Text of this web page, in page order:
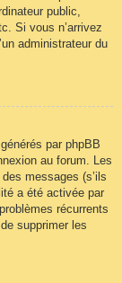
public,
Si vous n’arrivez
administrateur du
par phpBB
au forum. Les
messages (s’ils
a été activée par
récurrents
supprimer les